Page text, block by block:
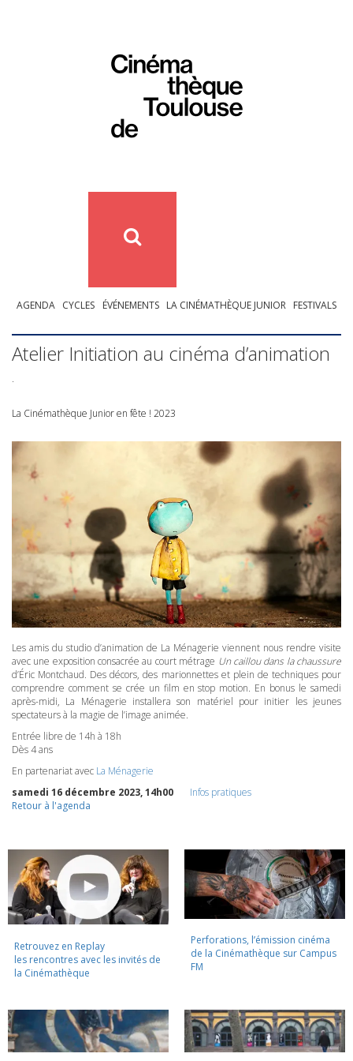
AGENDA CYCLES ÉVÉNEMENTS LA CINÉMATHÈQUE JUNIOR FESTIVALS
Atelier Initiation au cinéma d’animation
.
La Cinémathèque Junior en fête ! 2023
Les amis du studio d’animation de La Ménagerie viennent nous rendre visite
avec une exposition consacrée au court métrage Un caillou dans la chaussure
d’Éric Montchaud. Des décors, des marionnettes et plein de techniques pour
comprendre comment se crée un film en stop motion. En bonus le samedi
après-midi, La Ménagerie installera son matériel pour initier les jeunes
spectateurs à la magie de l’image animée.
Entrée libre de 14h à 18h
Dès 4 ans
En partenariat avec La Ménagerie
samedi 16 décembre 2023, 14h00
Infos pratiques
Retour à l'agenda
Retrouvez en Replay
les rencontres avec les invités de
la Cinémathèque
Perforations, l’émission cinéma
de la Cinémathèque sur Campus
FM